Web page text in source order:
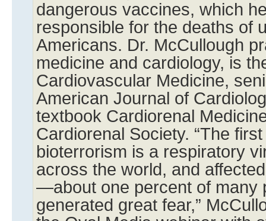
dangerous vaccines, which
responsible for the deaths of
Americans. Dr. McCullough
medicine and cardiology, is
Cardiovascular Medicine,
American Journal of
textbook Cardiorenal
Cardiorenal Society. “The
bioterrorism is a respiratory
across the world, and
—about one percent of many
generated great fear,”